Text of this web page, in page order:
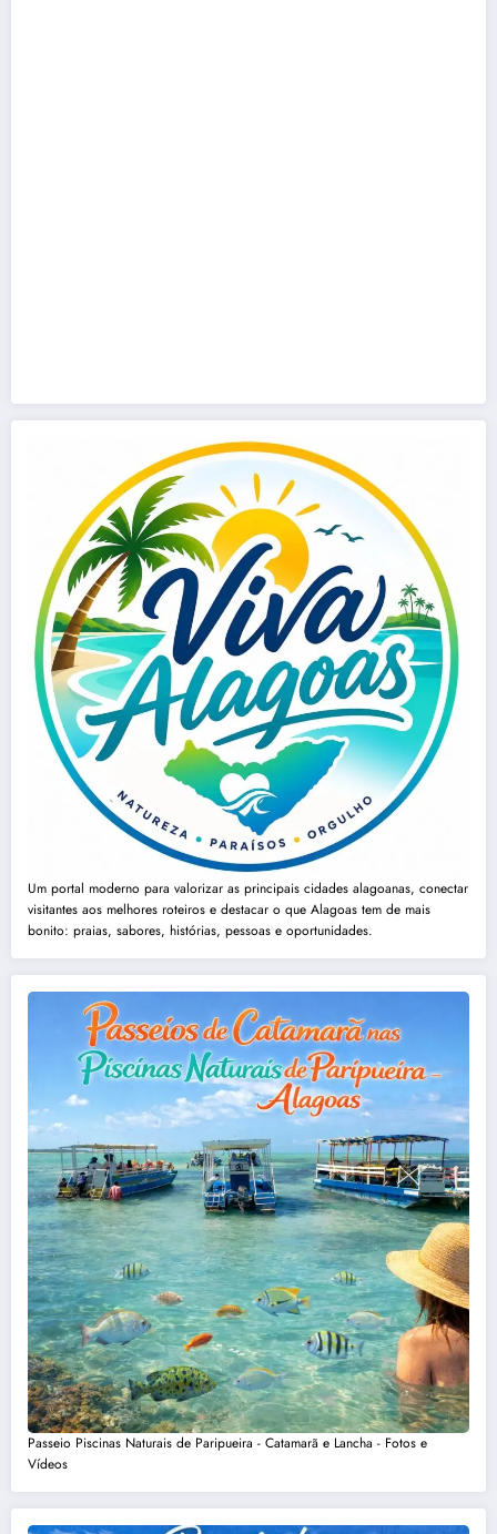
Um portal moderno para valorizar as principais cidades alagoanas, conectar
visitantes aos melhores roteiros e destacar o que Alagoas tem de mais
bonito: praias, sabores, histórias, pessoas e oportunidades.
Passeio Piscinas Naturais de Paripueira - Catamarã e Lancha - Fotos e
Vídeos